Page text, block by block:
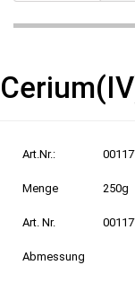
Art.Nr.:
Menge 250g
Art. Nr.
Abmessung